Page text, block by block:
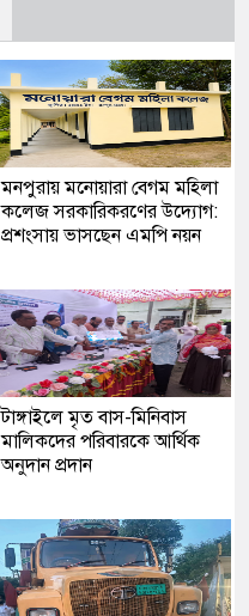
মনপুরায় মনোয়ারা বেগম মহিলা
কলেজ সরকারিকরণের উদ্যোগ:
প্রশংসায় ভাসছেন এমপি নয়ন
টাঙ্গাইলে মৃত বাস-মিনিবাস
মালিকদের পরিবারকে আর্থিক
অনুদান প্রদান